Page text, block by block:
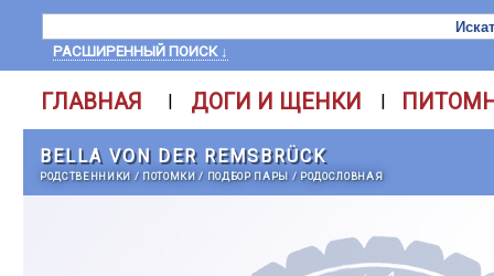
РАСШИРЕННЫЙ ПОИСК ↓
ГЛАВНАЯ | ДОГИ И ЩЕНКИ |
BELLA VON DER REMSBRÜCK
РОДСТВЕННИКИ / ПОТОМКИ/ ПОДБОР ПАРЫ / РОДОСЛОВНАЯ